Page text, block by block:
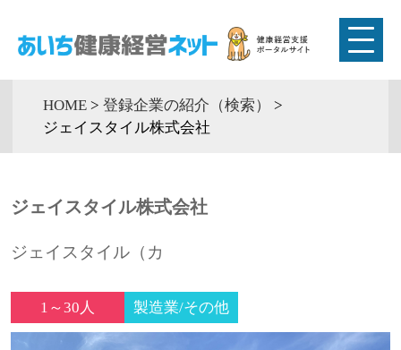
HOME > 登録企業の紹介（検索）
>
ジェイスタイル株式会社
ジェイスタイル株式会社
ジェイスタイル（カ
1～30人 製造業/その他